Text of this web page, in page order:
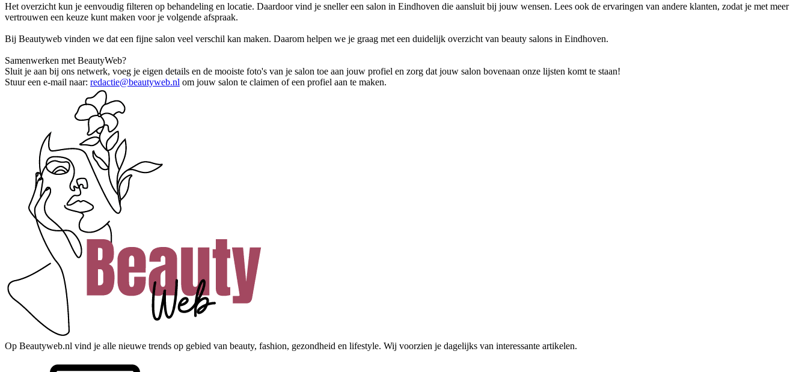
Het overzicht kun je eenvoudig filteren op behandeling en locatie. Daardoor vind je sneller een salon in Eindhoven die aansluit bij jouw wensen. Lees ook de ervaringen van andere klanten, zodat je met meer
vertrouwen een keuze kunt maken voor je volgende afspraak.
Bij Beautyweb vinden we dat een fijne salon veel verschil kan maken. Daarom helpen we je graag met een duidelijk overzicht van beauty salons in Eindhoven.
Samenwerken met BeautyWeb?
Sluit je aan bij ons netwerk, voeg je eigen details en de mooiste foto's van je salon toe aan jouw profiel en zorg dat jouw salon bovenaan onze lijsten komt te staan!
Stuur een e-mail naar: redactie@beautyweb.nl om jouw salon te claimen of een profiel aan te maken.
Op Beautyweb.nl vind je alle nieuwe trends op gebied van beauty, fashion, gezondheid en lifestyle. Wij voorzien je dagelijks van interessante artikelen.